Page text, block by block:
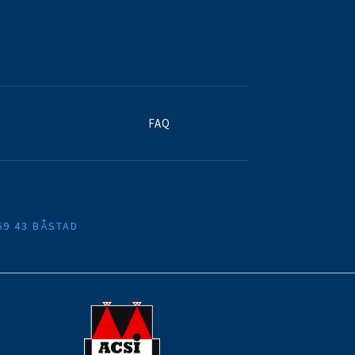
FAQ
43 BÅSTAD